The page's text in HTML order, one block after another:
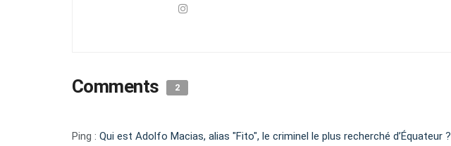
Comments 2
Ping : Qui est Adolfo Macias, alias "Fito", le criminel le plus recherché d’Équateur ?